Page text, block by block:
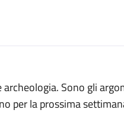
archeologia. Sono gli
per la prossima